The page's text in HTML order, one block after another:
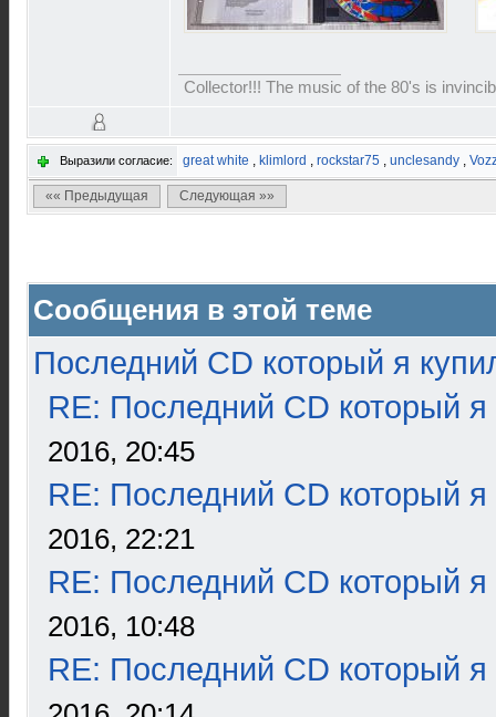
Collector!!! The music of the 80's is
Выразили согласие: great white , klimlord , rockstar75 , unclesandy ,
«« Предыдущая Следующая »»
Сообщения в этой теме
Последний CD который я
RE: Последний CD который я
2016, 20:45
RE: Последний CD который я
2016, 22:21
RE: Последний CD который я
2016, 10:48
RE: Последний CD который я